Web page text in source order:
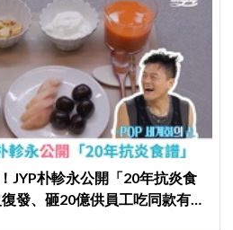
JYP朴軫永公開「20年抗炎食
發、砸20億供員工吃同款有機